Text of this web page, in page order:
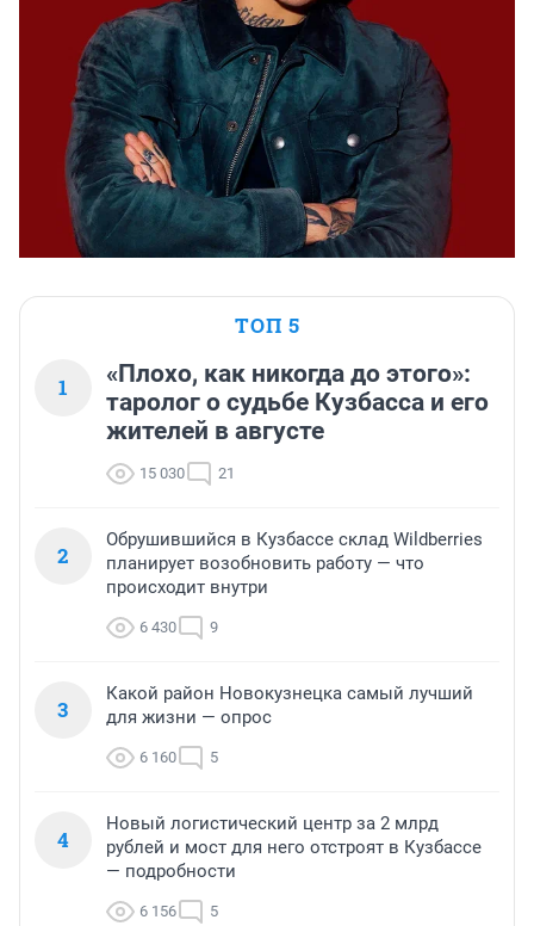
ТОП 5
1
«Плохо, как никогда до этого»:
таролог о судьбе Кузбасса и его
жителей в августе
15 030 21
2
Обрушившийся в Кузбассе склад Wildberries
планирует возобновить работу — что
происходит внутри
6 430 9
3
Какой район Новокузнецка самый лучший
для жизни — опрос
6 160 5
4
Новый логистический центр за 2 млрд
рублей и мост для него отстроят в Кузбассе
— подробности
6 156 5